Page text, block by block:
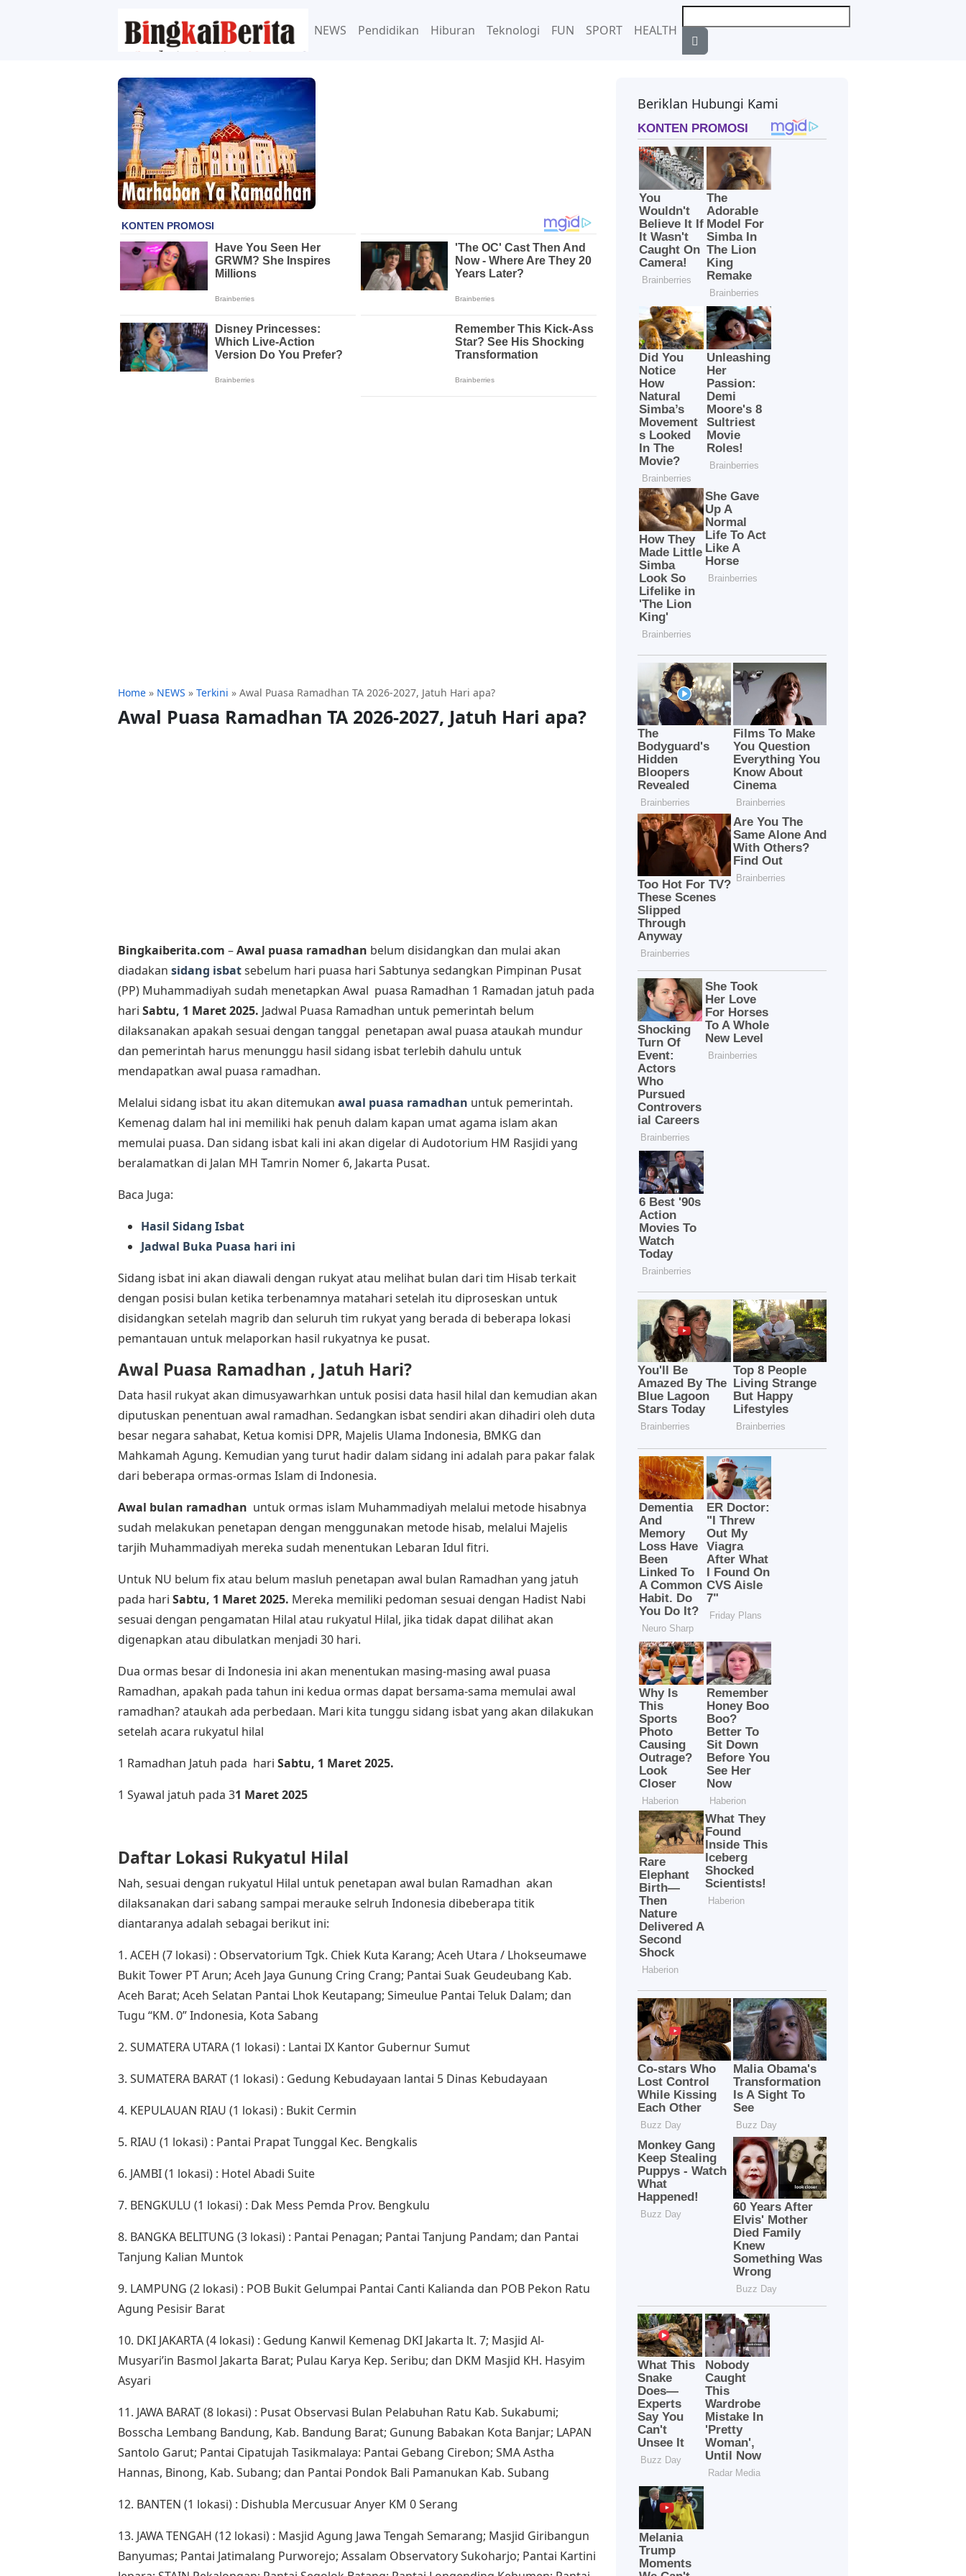
NEWS Pendidikan Hiburan Teknologi FUN SPORT HEALTH
Home » NEWS » Terkini » Awal Puasa Ramadhan TA 2026-2027, Jatuh Hari apa?
Awal Puasa Ramadhan TA 2026-2027, Jatuh Hari apa?
Bingkaiberita.com –Awal puasa ramadhan belum disidangkan dan mulai akan
diadakan sidang isbatsebelum hari puasa hari Sabtunya sedangkan Pimpinan Pusat
(PP) Muhammadiyah sudah menetapkan Awal puasa Ramadhan 1 Ramadan jatuh pada
hari Sabtu, 1 Maret 2025. Jadwal Puasa Ramadhan untuk pemerintah belum
dilaksanakan apakah sesuai dengan tanggal penetapan awal puasa ataukah mundur
dan pemerintah harus menunggu hasil sidang isbat terlebih dahulu untuk
mendapatkan awal puasa ramadhan.
Melalui sidang isbat itu akan ditemukan awal puasa ramadhan untuk pemerintah.
Kemenag dalam hal ini memiliki hak penuh dalam kapan umat agama islam akan
memulai puasa. Dan sidang isbat kali ini akan digelar di Audotorium HM Rasjidi yang
beralamatkan di Jalan MH Tamrin Nomer 6, Jakarta Pusat.
Baca Juga:
Hasil Sidang Isbat
Jadwal Buka Puasa hari ini
Sidang isbat ini akan diawali dengan rukyat atau melihat bulan dari tim Hisab terkait
dengan posisi bulan ketika terbenamnya matahari setelah itu diproseskan untuk
disidangkan setelah magrib dan seluruh tim rukyat yang berada di beberapa lokasi
pemantauan untuk melaporkan hasil rukyatnya ke pusat.
Awal Puasa Ramadhan , Jatuh Hari?
Data hasil rukyat akan dimusyawarhkan untuk posisi data hasil hilal dan kemudian akan
diputuskan penentuan awal ramadhan. Sedangkan isbat sendiri akan dihadiri oleh duta
besar negara sahabat, Ketua komisi DPR, Majelis Ulama Indonesia, BMKG dan
Mahkamah Agung. Kemudian yang turut hadir dalam sidang ini adalah para pakar falak
dari beberapa ormas-ormas Islam di Indonesia.
Awal bulan ramadhan untuk ormas islam Muhammadiyah melalui metode hisabnya
sudah melakukan penetapan dengan menggunakan metode hisab, melalui Majelis
tarjih Muhammadiyah mereka sudah menentukan Lebaran Idul fitri.
Untuk NU belum fix atau belum masluh penetapan awal bulan Ramadhan yang jatuh
pada hari Sabtu, 1 Maret 2025. Mereka memiliki pedoman sesuai dengan Hadist Nabi
sesuai dengan pengamatan Hilal atau rukyatul Hilal, jika tidak dapat dilihat akan
digenapkan atau dibulatkan menjadi 30 hari.
Dua ormas besar di Indonesia ini akan menentukan masing-masing awal puasa
Ramadhan, apakah pada tahun ini kedua ormas dapat bersama-sama memulai awal
ramadhan? ataukah ada perbedaan. Mari kita tunggu sidang isbat yang akan dilakukan
setelah acara rukyatul hilal
1 Ramadhan Jatuh pada hari Sabtu, 1 Maret 2025.
1 Syawal jatuh pada 31 Maret 2025
Daftar Lokasi Rukyatul Hilal
Nah, sesuai dengan rukyatul Hilal untuk penetapan awal bulan Ramadhan akan
dilaksanakan dari sabang sampai merauke selruh Indonesia dibeberapa titik
diantaranya adalah sebagai berikut ini:
1. ACEH (7 lokasi) : Observatorium Tgk. Chiek Kuta Karang; Aceh Utara / Lhokseumawe
Bukit Tower PT Arun; Aceh Jaya Gunung Cring Crang; Pantai Suak Geudeubang Kab.
Aceh Barat; Aceh Selatan Pantai Lhok Keutapang; Simeulue Pantai Teluk Dalam; dan
Tugu “KM. 0” Indonesia, Kota Sabang
2. SUMATERA UTARA (1 lokasi) : Lantai IX Kantor Gubernur Sumut
3. SUMATERA BARAT (1 lokasi) : Gedung Kebudayaan lantai 5 Dinas Kebudayaan
4. KEPULAUAN RIAU (1 lokasi) : Bukit Cermin
5. RIAU (1 lokasi) : Pantai Prapat Tunggal Kec. Bengkalis
6. JAMBI (1 lokasi) : Hotel Abadi Suite
7. BENGKULU (1 lokasi) : Dak Mess Pemda Prov. Bengkulu
8. BANGKA BELITUNG (3 lokasi) : Pantai Penagan; Pantai Tanjung Pandam; dan Pantai
Tanjung Kalian Muntok
9. LAMPUNG (2 lokasi) : POB Bukit Gelumpai Pantai Canti Kalianda dan POB Pekon Ratu
Agung Pesisir Barat
10. DKI JAKARTA (4 lokasi) : Gedung Kanwil Kemenag DKI Jakarta lt. 7; Masjid Al-
Musyari’in Basmol Jakarta Barat; Pulau Karya Kep. Seribu; dan DKM Masjid KH. Hasyim
Asyari
11. JAWA BARAT (8 lokasi) : Pusat Observasi Bulan Pelabuhan Ratu Kab. Sukabumi;
Bosscha Lembang Bandung, Kab. Bandung Barat; Gunung Babakan Kota Banjar; LAPAN
Santolo Garut; Pantai Cipatujah Tasikmalaya: Pantai Gebang Cirebon; SMA Astha
Hannas, Binong, Kab. Subang; dan Pantai Pondok Bali Pamanukan Kab. Subang
12. BANTEN (1 lokasi) : Dishubla Mercusuar Anyer KM 0 Serang
13. JAWA TENGAH (12 lokasi) : Masjid Agung Jawa Tengah Semarang; Masjid Giribangun
Banyumas; Pantai Jatimalang Purworejo; Assalam Observatory Sukoharjo; Pantai Kartini
Beriklan Hubungi Kami